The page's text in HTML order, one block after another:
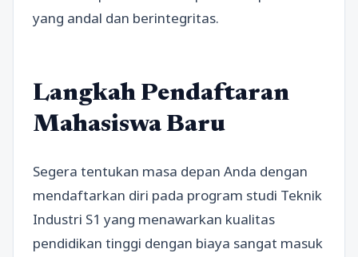
yang andal dan berintegritas.
Langkah Pendaftaran
Mahasiswa Baru
Segera tentukan masa depan Anda dengan
mendaftarkan diri pada program studi Teknik
Industri S1 yang menawarkan kualitas
pendidikan tinggi dengan biaya sangat masuk